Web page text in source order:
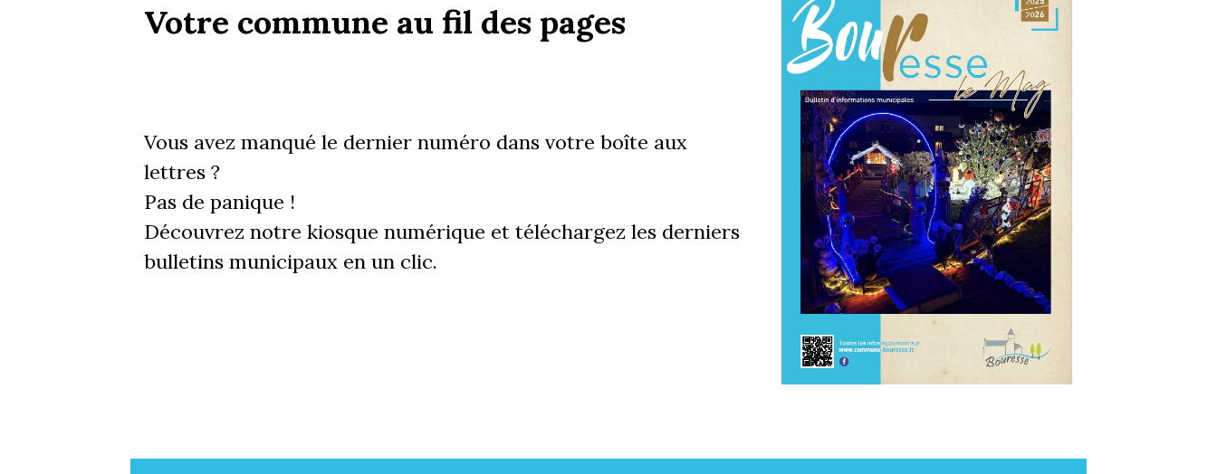
Votre commune au fil des pages
Vous avez manqué le dernier numéro dans votre boîte aux
lettres ?
Pas de panique !
Découvrez notre kiosque numérique et téléchargez les derniers
bulletins municipaux en un clic.